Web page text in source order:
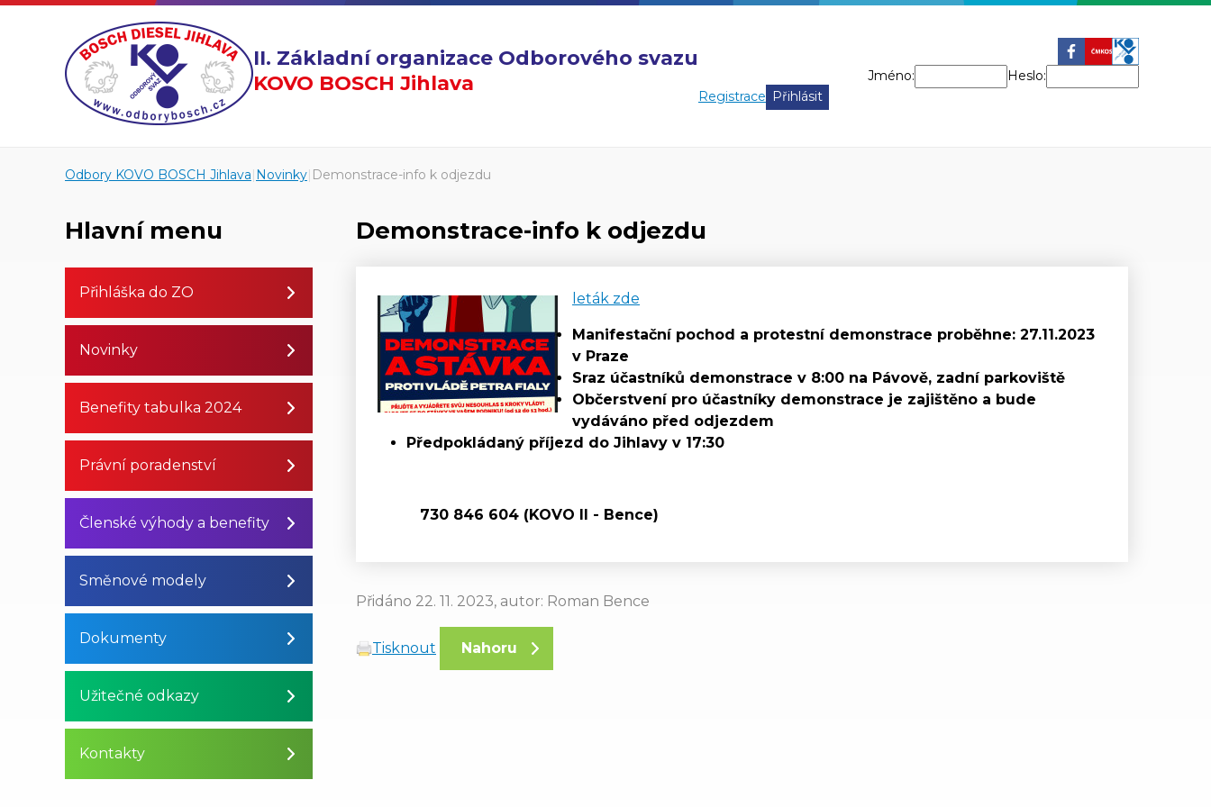
II. Základní organizace Odborového svazu
KOVO BOSCH Jihlava
Jméno:
Heslo:
Registrace
Odbory KOVO BOSCH Jihlava|Novinky| Demonstrace-info k odjezdu
Demonstrace-info k odjezdu
leták zde
Manifestační pochod a protestní demonstrace proběhne: 27.11.2023
v Praze
Sraz účastníků demonstrace v 8:00 na Pávově, zadní parkoviště
Občerstvení pro účastníky demonstrace je zajištěno a bude
vydáváno před odjezdem
Předpokládaný příjezd do Jihlavy v 17:30
730 846 604 (KOVO II - Bence)
Přidáno 22. 11. 2023, autor: Roman Bence
Tisknout Nahoru
Hlavní menu
Přihláška do ZO
Novinky
Benefity tabulka 2024
Právní poradenství
Členské výhody a benefity
Směnové modely
Dokumenty
Užitečné odkazy
Kontakty